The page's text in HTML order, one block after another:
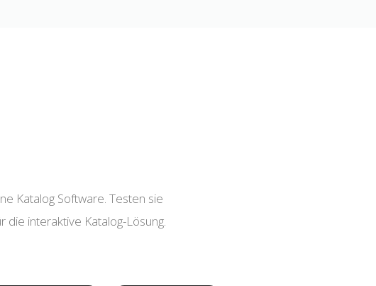
Katalog Software. Testen sie
interaktive Katalog-Lösung.